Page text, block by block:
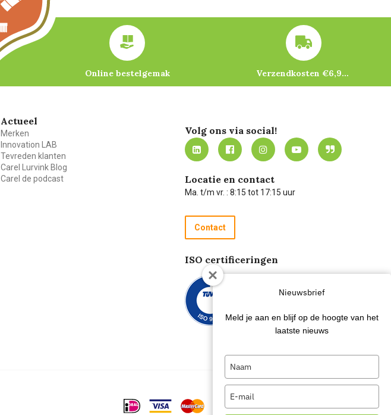
Online bestelgemak Verzendkosten €6,95 – gratis bij je eerste bestelling vanaf €200
Actueel
Merken
Innovation LAB
Tevreden klanten
Carel Lurvink Blog
Carel de podcast
Volg ons via social!
Locatie en contact
Ma. t/m vr. : 8:15 tot 17:15 uur
Contact
ISO certificeringen
Nieuwsbrief
Meld je aan en blijf op de hoogte van het
laatste nieuws
name